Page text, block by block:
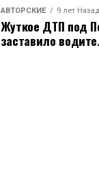
АВТОРСКИЕ 9 лет Назад
Жуткое ДТП под
заставило